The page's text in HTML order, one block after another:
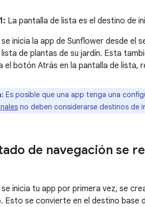
La pantalla de lista es el destino de
inicia la app de Sunflower desde el
lista de plantas de su jardín. Esta
el botón Atrás en la pantalla de lista,
Es posible que una app tenga una
no deben considerarse destinos de
de navegación se
inicia tu app por primera vez, se
Esto se convierte en el destino base